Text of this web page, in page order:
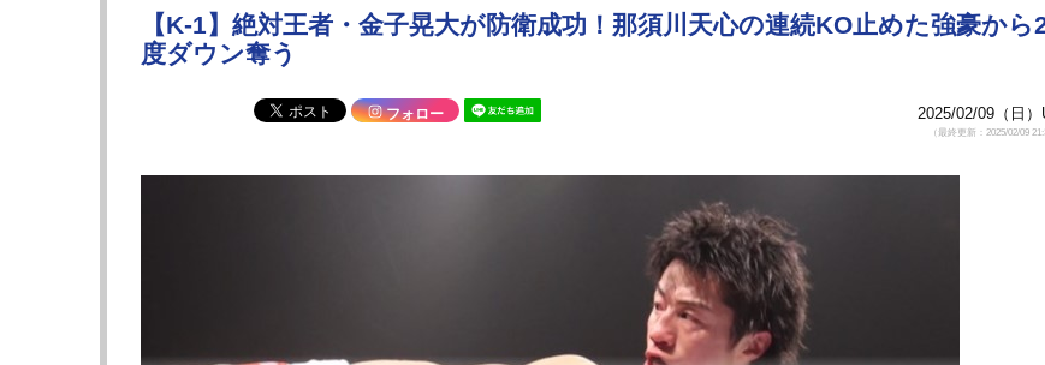
【K-1】絶対王者・金子晃大が防衛成功！那須川天心の連続KO止めた強豪から
度ダウン奪う
フォロー 2025/02/09（日）
（最終更新：2025/02/09